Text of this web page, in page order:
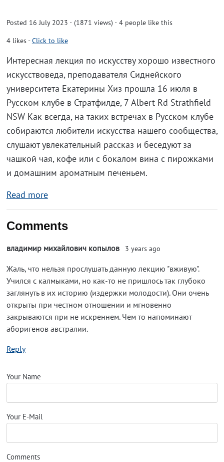
Posted 16 July 2023 · (1871 views) · 4 people like this
4likes-Click to like
Интересная лекция по искусству хорошо известного
искусствоведа, преподавателя Сиднейского
университета Екатерины Хиз прошла 16 июля в
Русском клубе в Стратфилде, 7 Albert Rd Strathfield
NSW Как всегда, на таких встречах в Русском клубе
собираются любители искусства нашего сообщества,
слушают увлекательный рассказ и беседуют за
чашкой чая, кофе или с бокалом вина с пирожками
и домашним ароматным печеньем.
Read more
Comments
владимир михайлович копылов 3 years ago
Жаль, что нельзя прослушать данную лекцию "вживую".
Учился с калмыками, но как-то не пришлось так глубоко
заглянуть в их историю (издержки молодости). Они очень
открыты при честном отношении и мгновенно
закрываются при не искреннем. Чем то напоминают
аборигенов австралии.
Reply
Your Name
Your E-Mail
Comments